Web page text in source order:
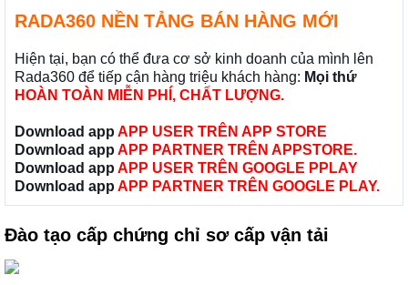
RADA360 NỀN TẢNG BÁN HÀNG MỚI
Hiện tại, bạn có thể đưa cơ sở kinh doanh của mình lên
Rada360 để tiếp cận hàng triệu khách hàng: Mọi thứ
HOÀN TOÀN MIỄN PHÍ, CHẤT LƯỢNG.
Download app APP USER TRÊN APP STORE
Download app APP PARTNER TRÊN APPSTORE.
Download app APP USER TRÊN GOOGLE PPLAY
Download app APP PARTNER TRÊN GOOGLE PLAY.
Đào tạo cấp chứng chỉ sơ cấp vận tải